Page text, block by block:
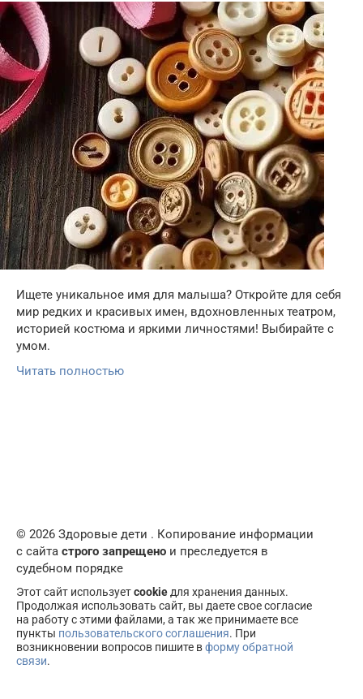
Ищете уникальное имя для малыша? Откройте для себя
мир редких и красивых имен, вдохновленных театром,
историей костюма и яркими личностями! Выбирайте с
умом.
Читать полностью
© 2026 Здоровые дети . Копирование информации
с сайта строго запрещено и преследуется в
судебном порядке
Этот сайт используетcookie для хранения данных.
Продолжая использовать сайт, вы даете свое согласие
на работу с этими файлами, а так же принимаете все
пункты пользовательского соглашения. При
возникновении вопросов пишите вформу обратной
связи.